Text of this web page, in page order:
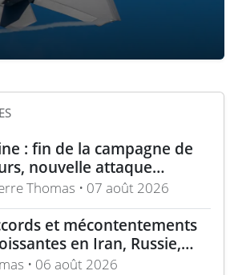
: fin de la campagne de
nouvelle attaque
Wildberries et
d’un général russe à
Thomas • 07 août 2026
et mécontentements
en Iran, Russie,
du Nord et jihadistes
• 06 août 2026